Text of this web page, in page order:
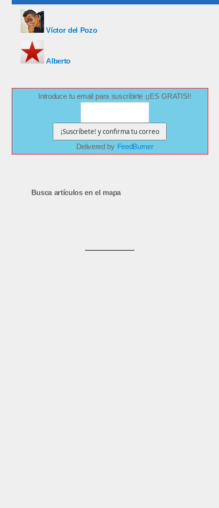
Víctor del Pozo
Alberto
Introduce tu email para suscribirte ¡¡ES GRATIS!!
Delivered by FeedBurner
Busca artículos en el mapa